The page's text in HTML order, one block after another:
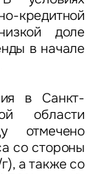
кредитной
доле
в начале
в Санкт-
области
отмечено
со стороны
а также со